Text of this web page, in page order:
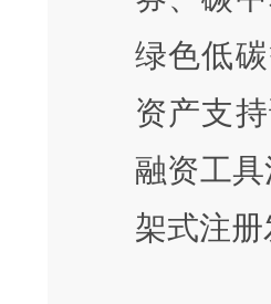
绿色低
资产支
融资工
架式注